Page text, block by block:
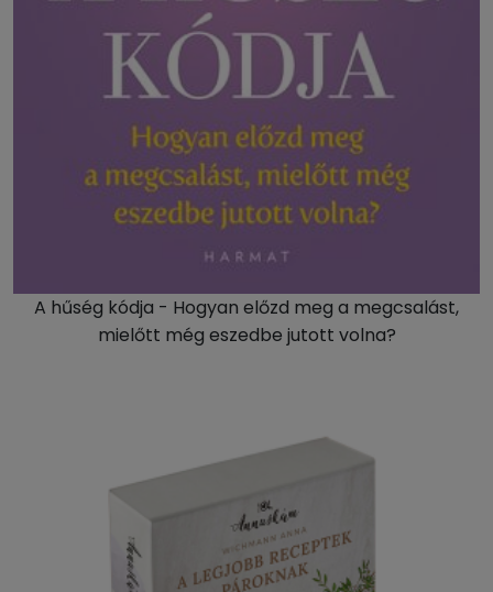
A hűség kódja - Hogyan előzd meg a megcsalást,
mielőtt még eszedbe jutott volna?